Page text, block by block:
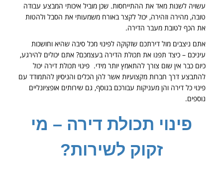
עשויה לשנות מאד את ההתייחסות. שכן מוביל איכותי המבצע עבודה
טובה, מהירה וזהירה, יכול לקצר באורח משמעותי את הסבל ולהטות
את הכף לטובת מעבר הדירה.
אתם ניצבים מול דירתכם שזקוקה לפינוי מכל סיבה שהיא וחושכות
עיניכם – כיצד תפנו את תכולת הדירה בעצמכם? אתם יכולים להירגע,
כיום כבר אין שום צורך להתאמץ יותר מידי. פינוי תכולת דירה יכול
להתבצע דרך חברות מקצועיות אשר להן הכלים והניסיון להתמודד עם
פינוי כל דירה והן מעניקות עבורכם בנוסף, גם שירותים אופציונליים
נוספים.
פינוי תכולת דירה – מי
זקוק לשירות?